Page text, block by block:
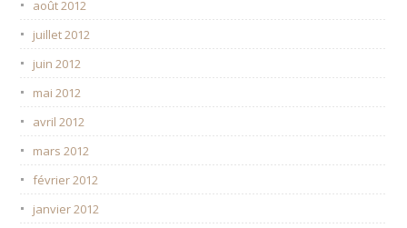
août 2012
juillet 2012
juin 2012
mai 2012
avril 2012
mars 2012
février 2012
janvier 2012